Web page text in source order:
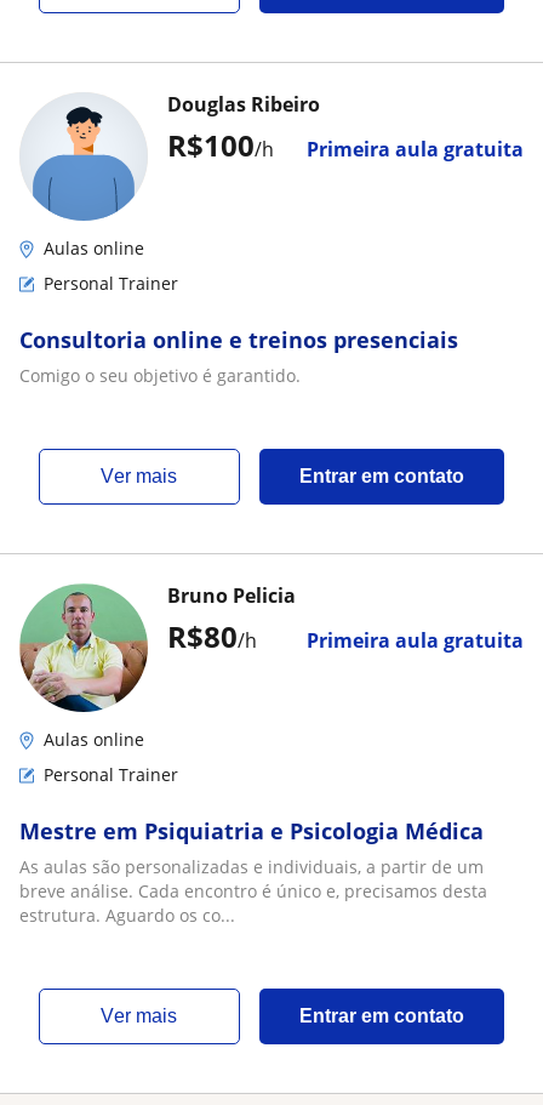
R$100/h Primeira aula gratuita
Douglas Ribeiro
Aulas online
Personal Trainer
Consultoria online e treinos presenciais
Comigo o seu objetivo é garantido.
ver mais Entrar em contato
R$80/h Primeira aula gratuita
Bruno Pelicia
Aulas online
Personal Trainer
Mestre em Psiquiatria e Psicologia Médica
As aulas são personalizadas e individuais, a partir de um
breve análise. Cada encontro é único e, precisamos desta
estrutura. Aguardo os co...
ver mais Entrar em contato